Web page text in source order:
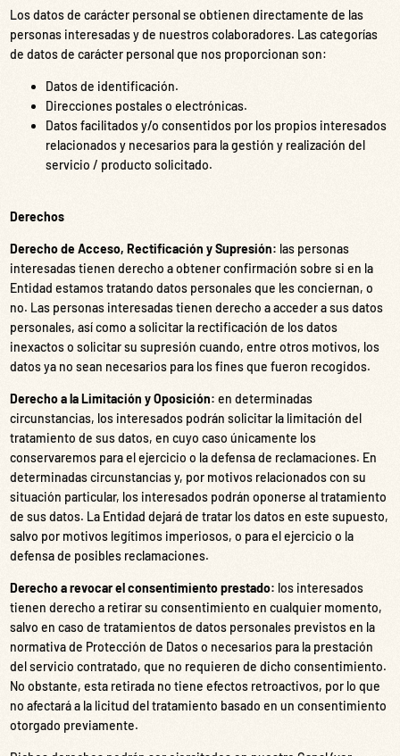
Los datos de carácter personal se obtienen directamente de las
personas interesadas y de nuestros colaboradores. Las categorías
de datos de carácter personal que nos proporcionan son:
Datos de identificación.
Direcciones postales o electrónicas.
Datos facilitados y/o consentidos por los propios interesados
relacionados y necesarios para la gestión y realización del
servicio / producto solicitado.
Derechos
Derecho de Acceso, Rectificación y Supresión: las personas
interesadas tienen derecho a obtener confirmación sobre si en la
Entidad estamos tratando datos personales que les conciernan, o
no. Las personas interesadas tienen derecho a acceder a sus datos
personales, así como a solicitar la rectificación de los datos
inexactos o solicitar su supresión cuando, entre otros motivos, los
datos ya no sean necesarios para los fines que fueron recogidos.
Derecho a la Limitación y Oposición: en determinadas
circunstancias, los interesados podrán solicitar la limitación del
tratamiento de sus datos, en cuyo caso únicamente los
conservaremos para el ejercicio o la defensa de reclamaciones. En
determinadas circunstancias y, por motivos relacionados con su
situación particular, los interesados podrán oponerse al tratamiento
de sus datos. La Entidad dejará de tratar los datos en este supuesto,
salvo por motivos legítimos imperiosos, o para el ejercicio o la
defensa de posibles reclamaciones.
Derecho a revocar el consentimiento prestado: los interesados
tienen derecho a retirar su consentimiento en cualquier momento,
salvo en caso de tratamientos de datos personales previstos en la
normativa de Protección de Datos o necesarios para la prestación
del servicio contratado, que no requieren de dicho consentimiento.
No obstante, esta retirada no tiene efectos retroactivos, por lo que
no afectará a la licitud del tratamiento basado en un consentimiento
otorgado previamente.